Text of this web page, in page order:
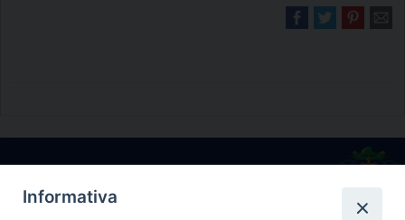
• Largo Duomo, 12 - 85025 MELFI (PZ) •
Informativa